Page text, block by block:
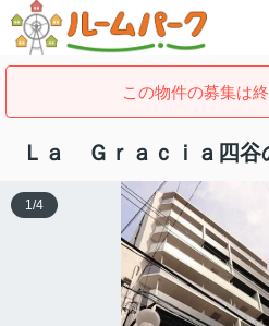
この物件の募集は終
Ｌａ Ｇｒａｃｉａ四谷
1/4